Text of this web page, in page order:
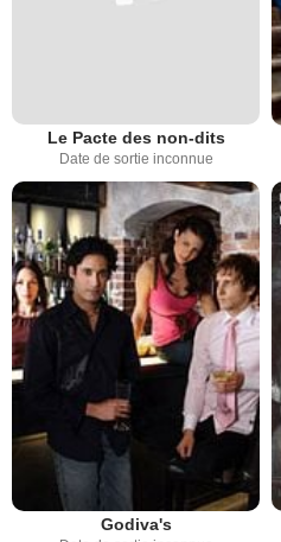
Le Pacte des non-dits
Date de sortie inconnue
Godiva's